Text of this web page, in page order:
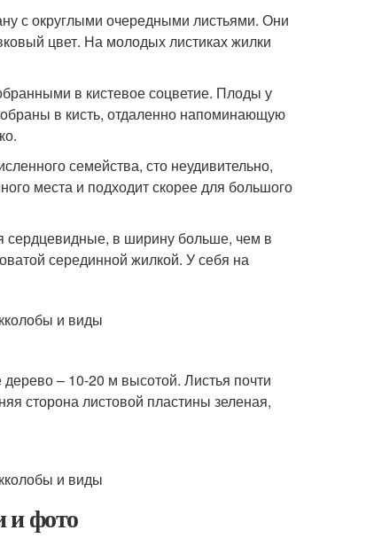
с округлыми очередными листьями. Они
цвет. На молодых листиках жилки
в кистевое соцветие. Плоды у
в кисть, отдаленно напоминающую
семейства, сто неудивительно,
места и подходит скорее для большого
сердцевидные, в ширину больше, чем в
серединной жилкой. У себя на
– 10-20 м высотой. Листья почти
сторона листовой пластины зеленая,
и фото